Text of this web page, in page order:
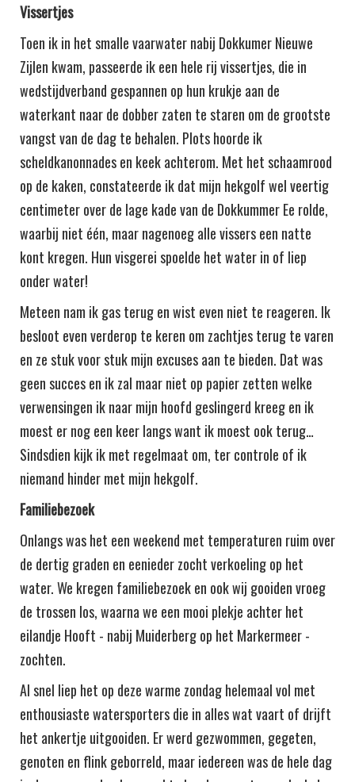
Vissertjes
Toen ik in het smalle vaarwater nabij Dokkumer Nieuwe
Zijlen kwam, passeerde ik een hele rij vissertjes, die in
wedstijdverband gespannen op hun krukje aan de
waterkant naar de dobber zaten te staren om de grootste
vangst van de dag te behalen. Plots hoorde ik
scheldkanonnades en keek achterom. Met het schaamrood
op de kaken, constateerde ik dat mijn hekgolf wel veertig
centimeter over de lage kade van de Dokkummer Ee rolde,
waarbij niet één, maar nagenoeg alle vissers een natte
kont kregen. Hun visgerei spoelde het water in of liep
onder water!
Meteen nam ik gas terug en wist even niet te reageren. Ik
besloot even verderop te keren om zachtjes terug te varen
en ze stuk voor stuk mijn excuses aan te bieden. Dat was
geen succes en ik zal maar niet op papier zetten welke
verwensingen ik naar mijn hoofd geslingerd kreeg en ik
moest er nog een keer langs want ik moest ook terug…
Sindsdien kijk ik met regelmaat om, ter controle of ik
niemand hinder met mijn hekgolf.
Familiebezoek
Onlangs was het een weekend met temperaturen ruim over
de dertig graden en eenieder zocht verkoeling op het
water. We kregen familiebezoek en ook wij gooiden vroeg
de trossen los, waarna we een mooi plekje achter het
eilandje Hooft - nabij Muiderberg op het Markermeer -
zochten.
Al snel liep het op deze warme zondag helemaal vol met
enthousiaste watersporters die in alles wat vaart of drijft
het ankertje uitgooiden. Er werd gezwommen, gegeten,
genoten en flink geborreld, maar iedereen was de hele dag